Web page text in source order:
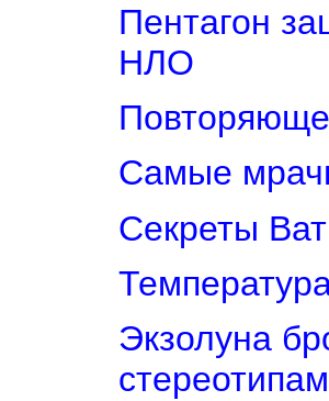
Пентагон
НЛО
Самые
Секреты
Экзолуна
стереотипам